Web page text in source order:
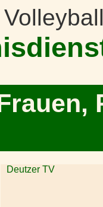
Deutzer TV